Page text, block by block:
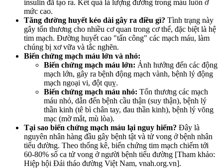
insulin đã tạo ra. Kết quả là lượng đường trong máu luôn ở
mức cao.
Tăng đường huyết kéo dài gây ra điều gì? Tình trạng này
gây tổn thương cho nhiều cơ quan trong cơ thể, đặc biệt là hệ
tim mạch. Đường huyết cao "tấn công" các mạch máu, làm
chúng bị xơ vữa và tắc nghẽn.
Biến chứng mạch máu lớn và nhỏ:
Biến chứng mạch máu lớn: Ảnh hưởng đến các động
mạch lớn, gây ra bệnh động mạch vành, bệnh lý động
mạch ngoại vi, đột quỵ.
Biến chứng mạch máu nhỏ: Tổn thương các mạch
máu nhỏ, dẫn đến bệnh cầu thận (suy thận), bệnh lý
thần kinh (tê bì chân tay, đau thần kinh), bệnh lý võng
mạc (mờ mắt, mù lòa).
Tại sao biến chứng mạch máu lại nguy hiểm? Đây là
nguyên nhân hàng đầu gây bệnh tật và tử vong ở bệnh nhân
tiểu đường. Theo thống kê, biến chứng tim mạch chiếm tới
60-80% số ca tử vong ở người bệnh tiểu đường [Tham khảo:
Hiệp hội Đái tháo đường Việt Nam, vnah.org.vn].